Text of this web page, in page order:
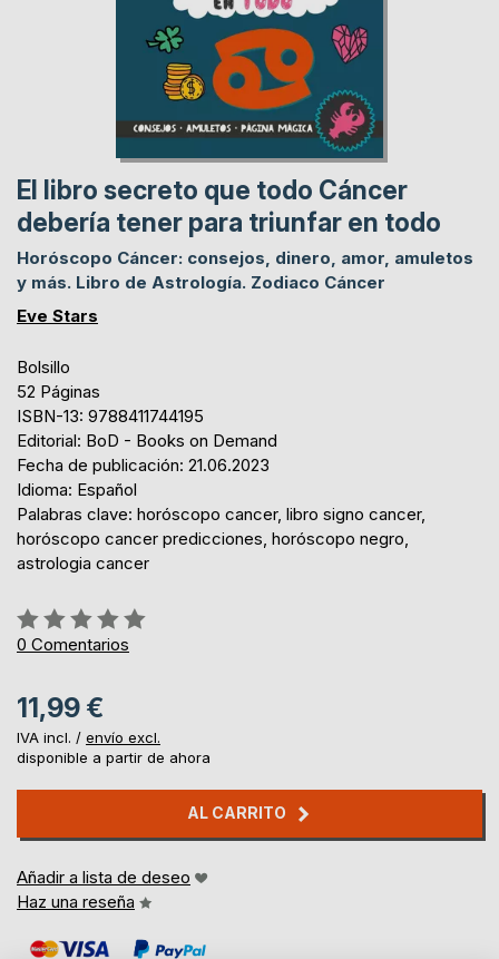
El libro secreto que todo Cáncer
debería tener para triunfar en todo
Horóscopo Cáncer: consejos, dinero, amor, amuletos
y más. Libro de Astrología. Zodiaco Cáncer
Eve Stars
Bolsillo
52 Páginas
ISBN-13: 9788411744195
Editorial: BoD - Books on Demand
Fecha de publicación: 21.06.2023
Idioma: Español
Palabras clave: horóscopo cancer, libro signo cancer,
horóscopo cancer predicciones, horóscopo negro,
astrologia cancer
Rating:
0%
0 Comentarios
11,99 €
IVA incl. / envío excl.
disponible a partir de ahora
AL CARRITO
Añadir a lista de deseo
Haz una reseña